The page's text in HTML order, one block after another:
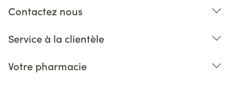
Contactez nous
Service à la clientèle
Votre pharmacie